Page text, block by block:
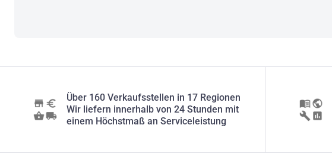
Über 160 Verkaufsstellen in 17 Regionen
Wir liefern innerhalb von 24 Stunden mit
einem Höchstmaß an Serviceleistung